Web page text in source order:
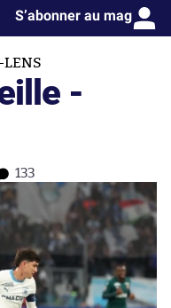
S’abonner au mag
LENS
-
133